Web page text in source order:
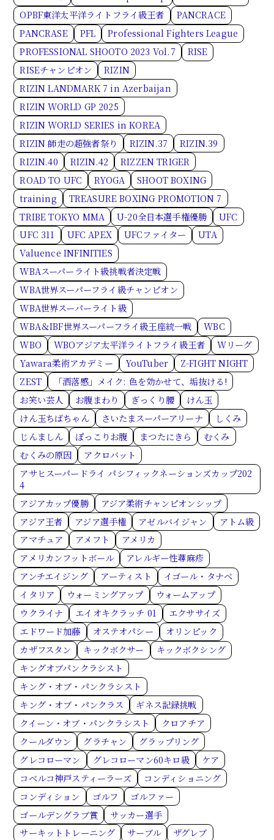
OPBF東洋太平洋ライトフライ級王者
PANCRACE
PANCRASE
PFL
Professional Fighters League
PROFESSIONAL SHOOTO 2023 Vol.7
RISE
RISEチャンピオン
RIZIN
RIZIN LANDMARK 7 in Azerbaijan
RIZIN WORLD GP 2025
RIZIN WORLD SERIES in KOREA
RIZIN 師走の超強者祭り
RIZIN.37
RIZIN.39
RIZIN.40
RIZIN.42
RIZZEN TRIGER
ROAD TO UFC
RYOGA
SHOOT BOXING
training
TREASURE BOXING PROMOTION 7
TRIBE TOKYO MMA
U-20全日本選手権優勝
UFC
UFC 311
UFC APEX UFCファイター
UTA
Valuence INFINITIES
WBAスーパーライト級挑戦者決定戦
WBA世界スーパーフライ級チャンピオン
WBA世界スーパーライト級
WBA＆IBF世界スーパーフライ級王座統一戦
WBC
WBO
WBOアジア太平洋ライトフライ級王者
Wリーグ
Yawara柔術アカデミー
YouTuber
Z-FIGHT NIGHT
ZEST
「洒落感」メイク: 色を効かせて、垢抜ける!
お笑い芸人
お腹まわり ぎっくり腰
けん玉
けん玉ちばちゃん
さいたまスーパーアリーナ
しくみ
じんましん
ぽっこりお腹 まつたにきら
むくみ
むくみの原因
アクロバット
アサヒスーパードライ パシフィックネーションズカップ202
4
アジアカップ優勝
アジア柔術チャンピオンシップ
アジア王者
アジア選手権 アゼルバイジャン
アトム級
アマチュア
アメフト
アメリカ
アメリカンフットボール
アレルギー性蕁麻疹
アンチエイジング
アーティスト
イゴール・タナベ
イタリア
ウォーミングアップ
ウォームアップ
ウクライナ
エイオキクラッチ 01
エクササイズ
エドワード加藤
オステオパシー
オリンピック
カザフスタン
キックボクサー
キックボクシング
キングオブパンクラシスト
キング・オブ・パンクラシスト
キング・オブ・パンクラス
ギネス記録挑戦
クイーン・オブ・パンクラシスト
クロアチア
クールダウン
グラチャン
グラップリング
グレコローマン
グレコローマン60キロ級
ケア
コベルコ神戸スティーラーズ
コンディショニング
コンディション
ゴルフ
ゴルファー
ゴールデングラブ賞
サッカー選手
サーキットトレーニング
サーブル
ザグレブ